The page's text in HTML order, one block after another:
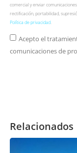
comercial y enviar
rectificación, portabilidad,
Política de privacidad.
Acepto el
comunicaciones de
Relacionados